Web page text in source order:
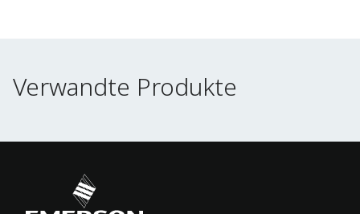
Verwandte Produkte
Verwandte Produkte